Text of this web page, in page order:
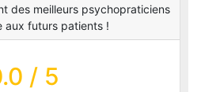
des meilleurs psychopraticiens
aux futurs patients !
/ 5